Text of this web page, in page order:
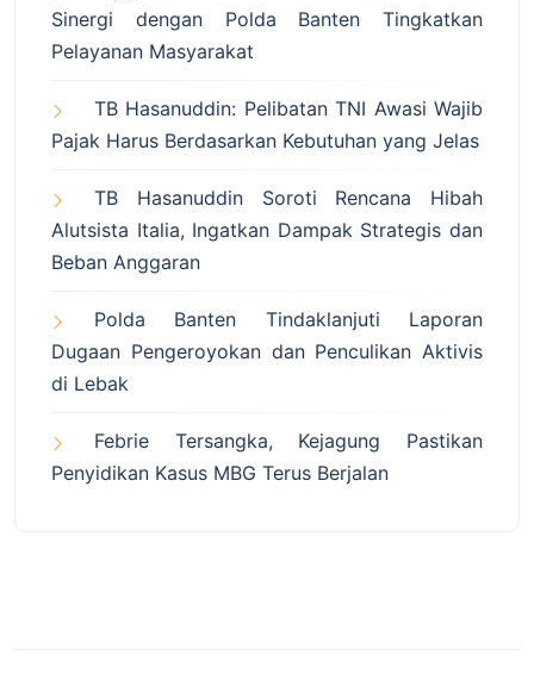
Sinergi dengan Polda Banten Tingkatkan
Pelayanan Masyarakat
TB Hasanuddin: Pelibatan TNI Awasi Wajib
Pajak Harus Berdasarkan Kebutuhan yang Jelas
TB Hasanuddin Soroti Rencana Hibah
Alutsista Italia, Ingatkan Dampak Strategis dan
Beban Anggaran
Polda Banten Tindaklanjuti Laporan
Dugaan Pengeroyokan dan Penculikan Aktivis
di Lebak
Febrie Tersangka, Kejagung Pastikan
Penyidikan Kasus MBG Terus Berjalan